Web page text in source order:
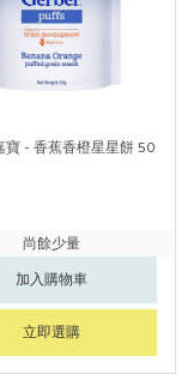
- 香蕉香橙星星餅 50
尚餘少量
加入購物車
立即選購